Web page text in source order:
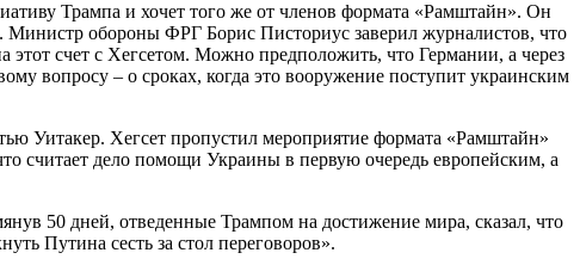
Трампа и хочет того же от членов формата «Рамштайн». Он
обороны ФРГ Борис Писториус заверил журналистов, что
этот счет с Хегсетом. Можно предположить, что Германии, а через
вопросу – о сроках, когда это вооружение поступит украинским
Уитакер. Хегсет пропустил мероприятие формата «Рамштайн»
считает дело помощи Украины в первую очередь европейским, а
50 дней, отведенные Трампом на достижение мира, сказал, что
Путина сесть за стол переговоров».